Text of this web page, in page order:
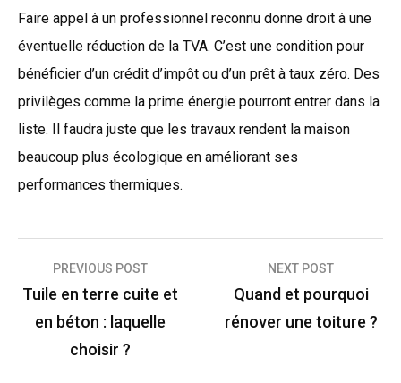
Faire appel à un professionnel reconnu donne droit à une
éventuelle réduction de la TVA. C’est une condition pour
bénéficier d’un crédit d’impôt ou d’un prêt à taux zéro. Des
privilèges comme la prime énergie pourront entrer dans la
liste. Il faudra juste que les travaux rendent la maison
beaucoup plus écologique en améliorant ses
performances thermiques.
Navigation
de
l’article
PREVIOUS POST
Tuile en terre cuite et
en béton : laquelle
choisir ?
NEXT POST
Quand et pourquoi
rénover une toiture ?